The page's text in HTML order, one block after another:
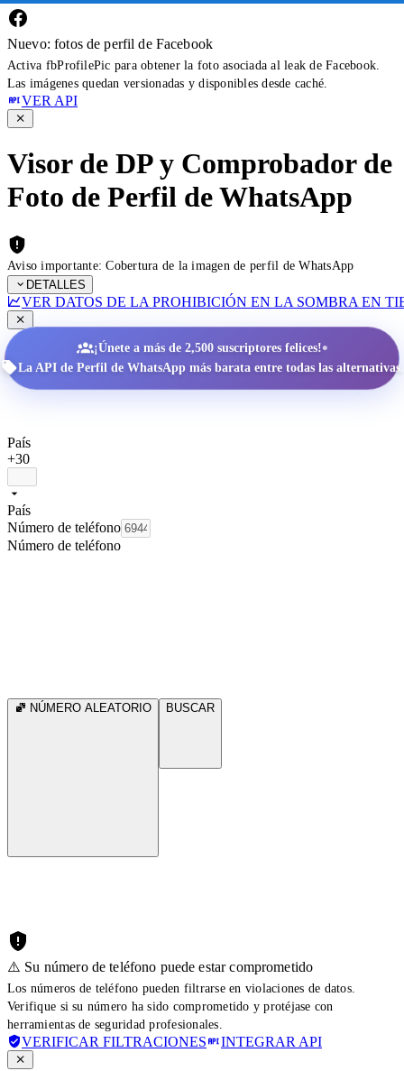
Nuevo: fotos de perfil de Facebook
Activa fbProfilePic para obtener la foto asociada al leak de Facebook.
Las imágenes quedan versionadas y disponibles desde caché.
VER API
Visor de DP y Comprobador de
Foto de Perfil de WhatsApp
Aviso importante: Cobertura de la imagen de perfil de WhatsApp
DETALLES
VER DATOS DE LA PROHIBICIÓN EN LA SOMBRA EN
¡Únete a más de 2,500 suscriptores felices!•
La API de Perfil de WhatsApp más barata entre todas las alternativas.
País
+30
País
Número de teléfono
Número de teléfono
NÚMERO ALEATORIO BUSCAR
⚠️ Su número de teléfono puede estar comprometido
Los números de teléfono pueden filtrarse en violaciones de datos.
Verifique si su número ha sido comprometido y protéjase con
herramientas de seguridad profesionales.
VERIFICAR FILTRACIONES INTEGRAR API